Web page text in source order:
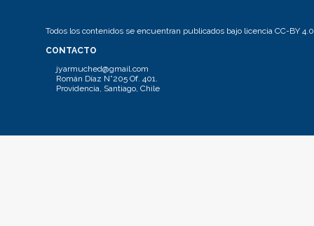
Todos los contenidos se encuentran publicados bajo licencia CC-BY 4.0
CONTACTO
jyarmuched@gmail.com
Román Díaz N°205 Of. 401.
Providencia, Santiago, Chile